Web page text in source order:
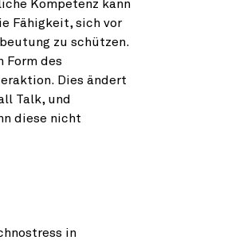
Kompetenz kann
Fähigkeit, sich vor
zu schützen.
Form des
Dies ändert
Talk, und
diese nicht
in